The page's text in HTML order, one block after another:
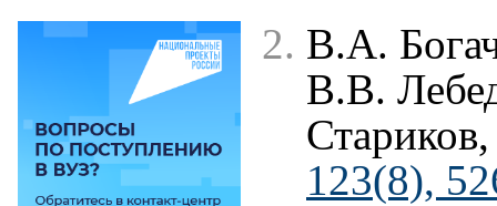
В.А.
В.В.
123(8),